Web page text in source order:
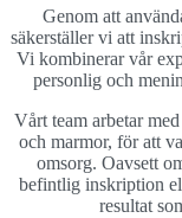
Genom att
säkerställer vi att
Vi kombinerar vår
personlig och
Vårt team arbetar
och marmor, för att
omsorg. Oavsett
befintlig inskription
resultat